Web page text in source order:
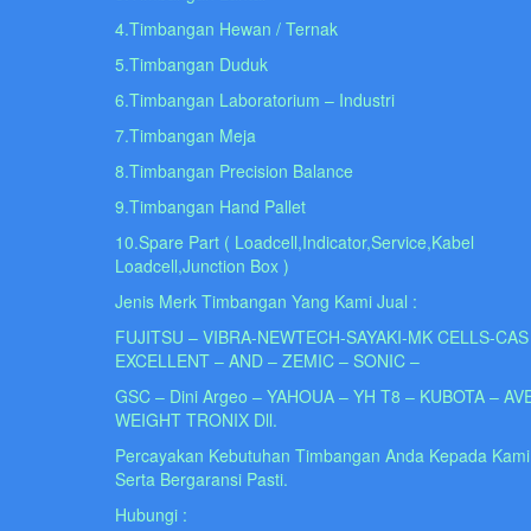
4.Timbangan Hewan / Ternak
5.Timbangan Duduk
6.Timbangan Laboratorium – Industri
7.Timbangan Meja
8.Timbangan Precision Balance
9.Timbangan Hand Pallet
10.Spare Part ( Loadcell,Indicator,Service,Kabel
Loadcell,Junction Box )
Jenis Merk Timbangan Yang Kami Jual :
FUJITSU – VIBRA-NEWTECH-SAYAKI-MK CELLS-
EXCELLENT – AND – ZEMIC – SONIC –
GSC – Dini Argeo – YAHOUA – YH T8 – KUBOTA –
WEIGHT TRONIX Dll.
Percayakan Kebutuhan Timbangan Anda Kepada Kami
Serta Bergaransi Pasti.
Hubungi :